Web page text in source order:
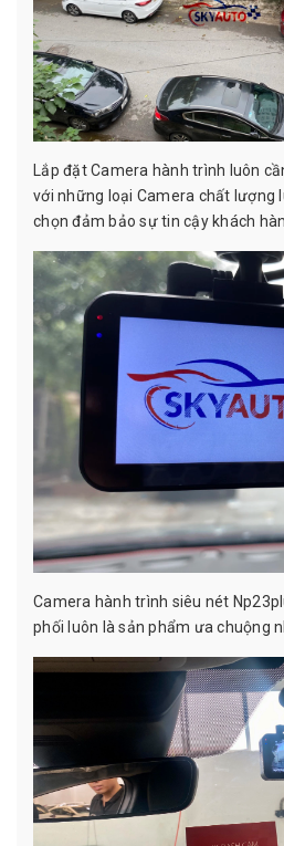
Lắp đặt Camera hành trình luôn
với những loại Camera chất lượng
chọn đảm bảo sự tin cậy khách
Camera hành trình siêu nét
phối luôn là sản phẩm ưa chuộng